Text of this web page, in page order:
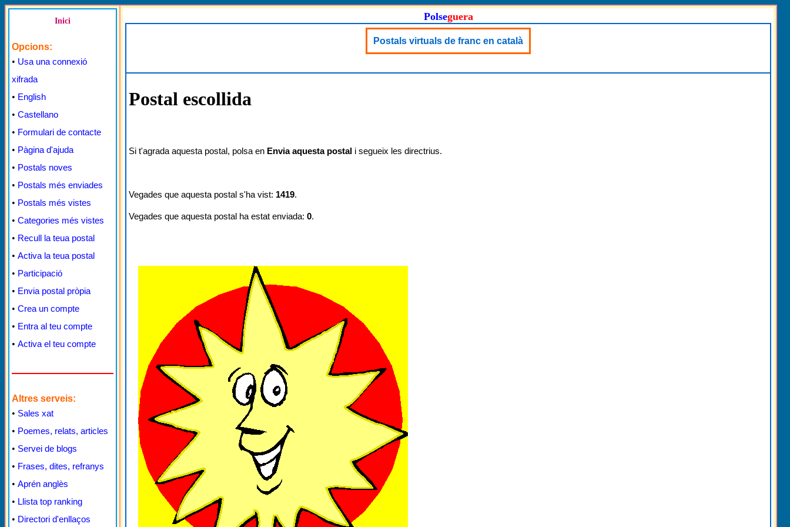
Inici
Opcions:
• Usa una connexió
xifrada
• English
• Castellano
• Formulari de contacte
• Pàgina d'ajuda
• Postals noves
• Postals més enviades
• Postals més vistes
• Categories més vistes
• Recull la teua postal
• Activa la teua postal
• Participació
• Envia postal pròpia
• Crea un compte
• Entra al teu compte
• Activa el teu compte
Altres serveis:
• Sales xat
• Poemes, relats, articles
• Servei de blogs
• Frases, dites, refranys
• Aprén anglès
• Llista top ranking
• Directori d'enllaços
Polseguera
Postals virtuals de franc en català
Postal escollida
Si t'agrada aquesta postal, polsa en Envia aquesta postal i segueix les directrius.
Vegades que aquesta postal s'ha vist: 1419.
Vegades que aquesta postal ha estat enviada: 0.